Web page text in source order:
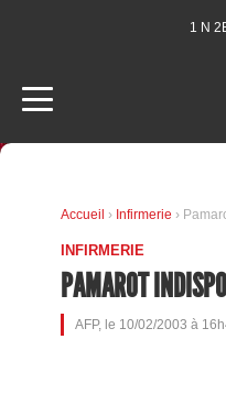
1 N 2
Accueil › Infirmerie ›
INFIRMERIE
PAMAROT
AFP, le 10/02/2003 à